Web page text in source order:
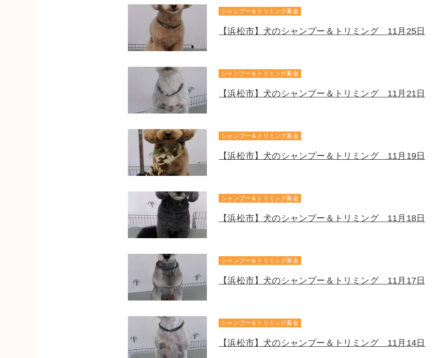
シャンプー＆トリミング募金
【浜松市】犬のシャンプー＆トリミング 11月25日
シャンプー＆トリミング募金
【浜松市】犬のシャンプー＆トリミング 11月21日
シャンプー＆トリミング募金
【浜松市】犬のシャンプー＆トリミング 11月19日
シャンプー＆トリミング募金
【浜松市】犬のシャンプー＆トリミング 11月18日
シャンプー＆トリミング募金
【浜松市】犬のシャンプー＆トリミング 11月17日
シャンプー＆トリミング募金
【浜松市】犬のシャンプー＆トリミング 11月14日